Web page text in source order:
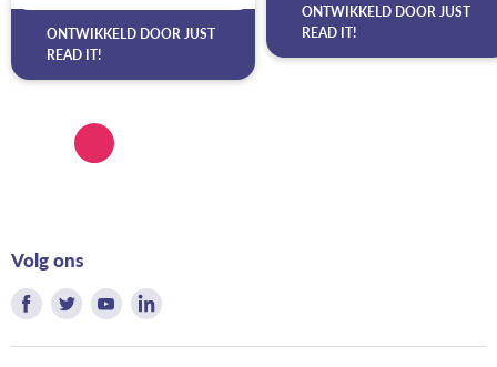
ONTWIKKELD DOOR JUST
READ IT!
ONTWIKKELD DOOR JUST
READ IT!
Volg ons
Vind Vind Vind Vind